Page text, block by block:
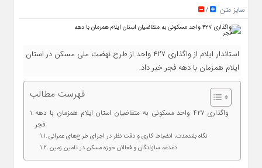
سایز متن
/
استاندار ایلام از واگذاری ۴۲۷ واحد از طرح نهضت ملی مسکن در استان
ایلام همزمان با دهه فجر خبر داد.
فهرست مطالب
واگذاری ۴۲۷ واحد مسکونی به متقاضیان استان ایلام همزمان با دهه
فجر
نگاه بلندمدت، انضباط کاری و دقت نظر در اجرای طرح‌های عمرانی
دغدغه سازندگان و فعالان حوزه مسکن در تامین زمین